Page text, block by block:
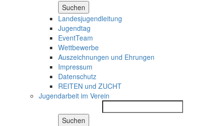
Suchen
Landesjugendleitung
Jugendtag
EventTeam
Wettbewerbe
Auszeichnungen und Ehrungen
Impressum
Datenschutz
REITEN und ZUCHT
Jugendarbeit im Verein
Suchen